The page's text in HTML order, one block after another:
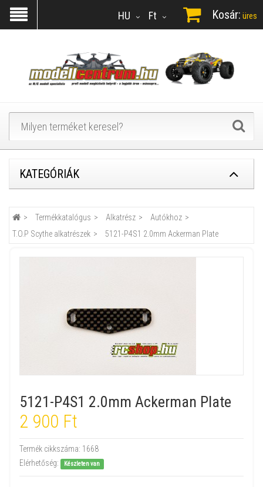
Ft
HU Kosár: üres
KATEGÓRIÁK
Termékkatalógus Alkatrész
Autókhoz
T.O.P Scythe alkatrészek
5121-P4S1 2.0mm Ackerman Plate
5121-P4S1 2.0mm Ackerman Plate
2 900 Ft
Termék cikkszáma: 1668
Elérhetőség:
Készleten van